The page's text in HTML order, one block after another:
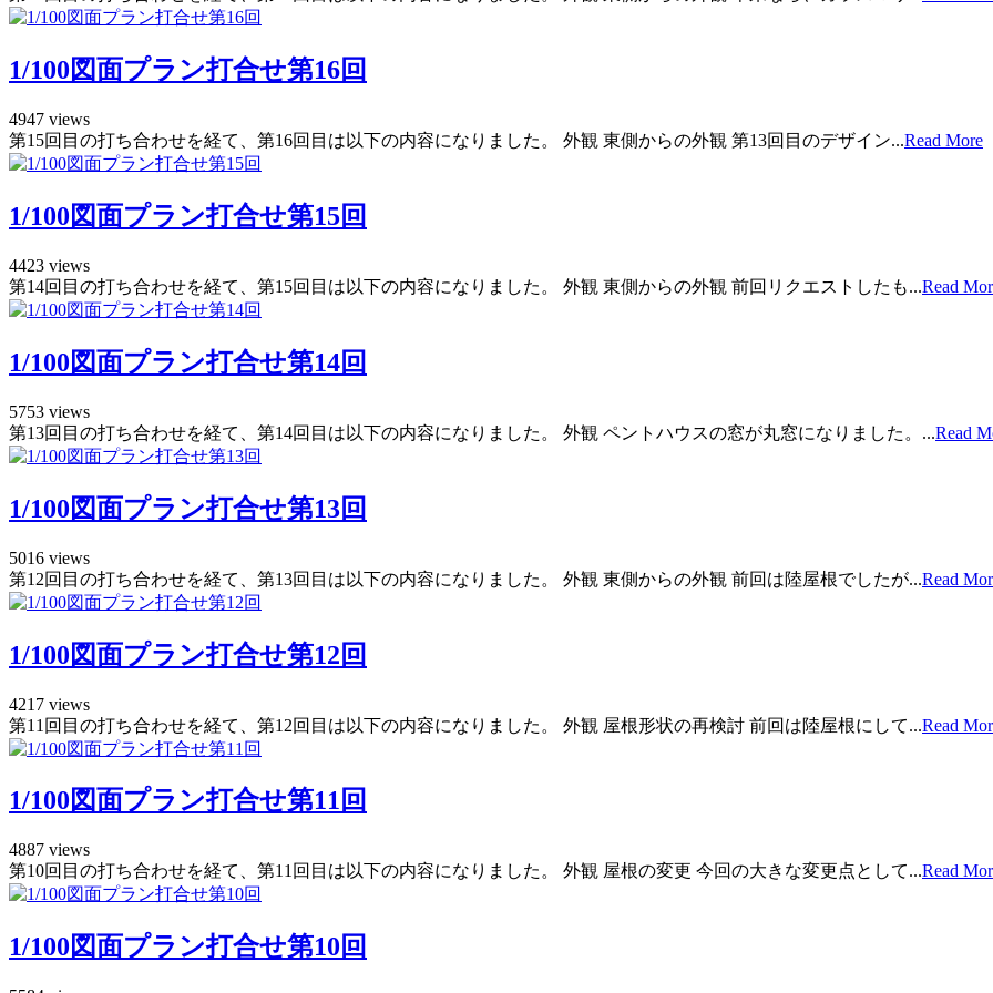
1/100図面プラン打合せ第16回
4947 views
第15回目の打ち合わせを経て、第16回目は以下の内容になりました。 外観 東側からの外観 第13回目のデザイン...Read More
1/100図面プラン打合せ第15回
4423 views
第14回目の打ち合わせを経て、第15回目は以下の内容になりました。 外観 東側からの外観 前回リクエストしたも...Read
1/100図面プラン打合せ第14回
5753 views
第13回目の打ち合わせを経て、第14回目は以下の内容になりました。 外観 ペントハウスの窓が丸窓になりました。...Read
1/100図面プラン打合せ第13回
5016 views
第12回目の打ち合わせを経て、第13回目は以下の内容になりました。 外観 東側からの外観 前回は陸屋根でしたが...Read
1/100図面プラン打合せ第12回
4217 views
第11回目の打ち合わせを経て、第12回目は以下の内容になりました。 外観 屋根形状の再検討 前回は陸屋根にして...Read
1/100図面プラン打合せ第11回
4887 views
第10回目の打ち合わせを経て、第11回目は以下の内容になりました。 外観 屋根の変更 今回の大きな変更点として...Read
1/100図面プラン打合せ第10回